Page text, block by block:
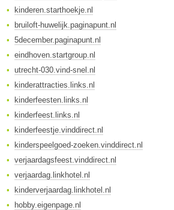
kinderen.starthoekje.nl
bruiloft-huwelijk.paginapunt.nl
5december.paginapunt.nl
eindhoven.startgroup.nl
utrecht-030.vind-snel.nl
kinderattracties.links.nl
kinderfeesten.links.nl
kinderfeest.links.nl
kinderfeestje.vinddirect.nl
kinderspeelgoed-zoeken.vinddirect.nl
verjaardagsfeest.vinddirect.nl
verjaardag.linkhotel.nl
kinderverjaardag.linkhotel.nl
hobby.eigenpage.nl